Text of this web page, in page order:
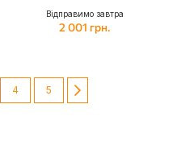
Відправимо завтра
2 001 грн.
page
Сторінка
4 Сторінка
5 Сторінка
Далі